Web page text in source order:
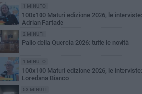
1 MINUTO
100x100 Maturi edizione 2026, le interviste:
Adrian Fartade
2 MINUTI
Palio della Quercia 2026: tutte le novità
1 MINUTO
100x100 Maturi edizione 2026, le interviste:
Loredana Bianco
53 MINUTI